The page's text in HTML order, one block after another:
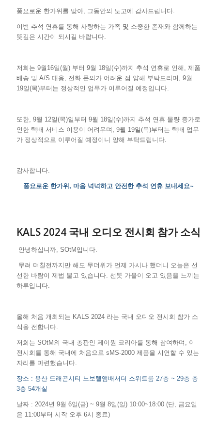
풍요로운 한가위를 맞아, 그동안의 노고에 감사드립니다.
이번 추석 연휴를 통해 사랑하는 가족 및 소중한 존재와 함께하는
뜻깊은 시간이 되시길 바랍니다.
저희는 9월16일(월) 부터 9월 18일(수)까지 추석 연휴로 인해, 제품
배송 및 A/S 대응, 전화 문의가 어려운 점 양해 부탁드리며, 9월
19일(목)부터는 정상적인 업무가 이루어질 예정입니다.
또한, 9월 12일(목)일부터 9월 18일(수)까지 추석 연휴 물량 증가로
인한 택배 서비스 이용이 어려우며, 9월 19일(목)부터는 택배 업무
가 정상적으로 이루어질 예정이니 양해 부탁드립니다.
감사합니다.
풍요로운 한가위, 마음 넉넉하고 안전한 추석 연휴 보내세요~
KALS 2024 국내 오디오 전시회 참가 소식
안녕하십니까, SOtM입니다.
 무려 며칠전까지만 해도 무더위가 언제 가시나 했더니 오늘은 선
선한 바람이 제법 불고 있습니다. 선뜻 가을이 오고 있음을 느끼는
하루입니다.
올해 처음 개최되는 KALS 2024 라는 국내 오디오 전시회 참가 소
식을 전합니다.
저희는 SOtM의 국내 총판인 제이원 코리아를 통해 참여하며, 이
전시회를 통해 국내에 처음으로 sMS-2000 제품을 시연 할 수 있는
자리를 마련했습니다.
장소 : 용산 드래곤시티 노보텔앰배서더 스위트룸 27층 ~ 29층 총
3층 54개실
날짜 : 2024년 9월 6일(금) ~ 9월 8일(일) 10:00~18:00 (단, 금요일
은 11:00부터 시작 오후 6시 종료)